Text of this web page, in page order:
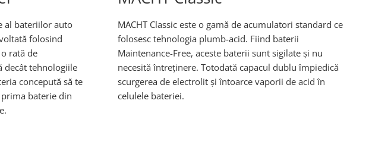
al bateriilor auto
folosind
rată de
decât tehnologiile
concepută să te
baterie din
MACHT Classic este o gamă de acumulatori standard ce
folosesc tehnologia plumb-acid. Fiind baterii
Maintenance-Free, aceste baterii sunt sigilate și nu
necesită întreținere. Totodată capacul dublu împiedică
scurgerea de electrolit și întoarce vaporii de acid în
celulele bateriei.